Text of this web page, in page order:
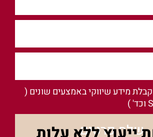
מידע שיווקי באמצעים שונים (
שלח פרטים